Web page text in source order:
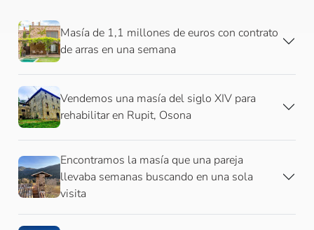
Masía de 1,1 millones de euros con contrato
de arras en una semana
Vendemos una masía del siglo XIV para
rehabilitar en Rupit, Osona
Encontramos la masía que una pareja
llevaba semanas buscando en una sola
visita